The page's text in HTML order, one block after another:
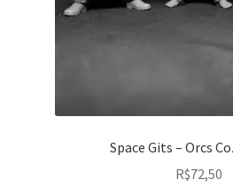
Space Gits – Orcs
R$72,50